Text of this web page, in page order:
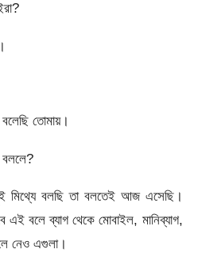
তোমায়।
বললে?
বলছি তা বলতেই আজ এসেছি।
বলে ব্যাগ থেকে মোবাইল, মানিব্যাগ,
নেও এগুলা।